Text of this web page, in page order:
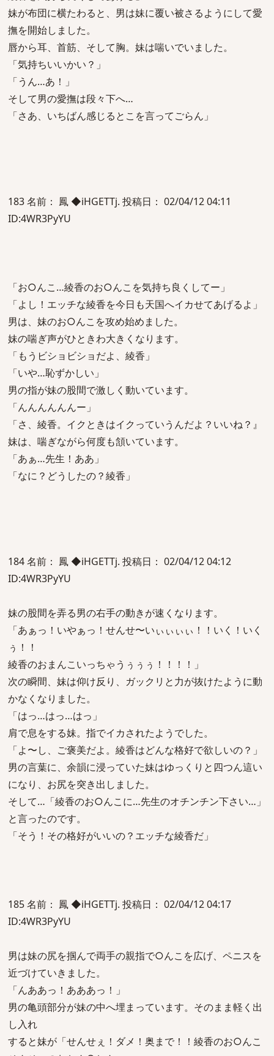
妹が布団に横たわると、男は妹に覆い被さるようにして愛
撫を開始しました。
唇から耳、首筋、そして胸。妹は喘いでいました。
「気持ちいいかい？」
「うん…あ！」
そして男の愛撫は段々下へ…
「さあ、いちばん感じるとこを言ってごらん」
183 名前： 鳳 ◆iHGETTj. 投稿日： 02/04/12 04:11
ID:4WR3PyYU
「お○んこ…綾香のお○んこを気持ち良くしてー」
「よし！エッチな綾香を今日も天国へイカせてあげるよ」
男は、妹のお○んこを攻め始めました。
妹の喘ぎ声がひときわ大きくなります。
「もうビショビショだよ、綾香」
「いや…恥ずかしい」
男の指が妹の股間で激しく動いています。
「んんんんんんー」
「さ、綾香。イクときはイクっていうんだよ？いいね？』
妹は、喘ぎながら何度も頷いています。
「あぁ…先生！ああ」
「なに？どうしたの？綾香」
184 名前： 鳳 ◆iHGETTj. 投稿日： 02/04/12 04:12
ID:4WR3PyYU
妹の股間を弄る男の右手の動きが速くなります。
「あぁっ！いやぁっ！せんせ〜いぃぃぃぃ！！いく！いく
ぅ！！
綾香のおまんこいっちゃうぅぅぅ！！！！」
次の瞬間、妹は仰け反り、ガックリと力が抜けたように動
かなくなりました。
「はっ…はっ…はっ」
肩で息をする妹。指でイカされたようでした。
「よ〜し、ご褒美だよ。綾香はどんな格好で欲しいの？」
男の言葉に、余韻に浸っていた妹はゆっくりと四つん這い
になり、お尻を突き出しました。
そして…「綾香のお○んこに…先生のオチンチン下さい…」
と言ったのです。
「そう！その格好がいいの？エッチな綾香だ」
185 名前： 鳳 ◆iHGETTj. 投稿日： 02/04/12 04:17
ID:4WR3PyYU
男は妹の尻を掴んで両手の親指で○んこを広げ、ペニスを
近づけていきました。
「んああっ！あああっ！」
男の亀頭部分が妹の中へ埋まっています。そのまま軽く出
し入れ
すると妹が「せんせぇ！ダメ！奥まで！！綾香のお○んこ